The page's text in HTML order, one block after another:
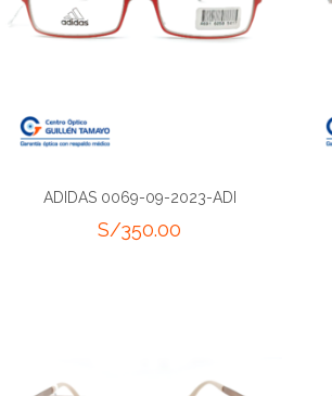
ADIDAS 0069-09-2023-ADI
S/350.00